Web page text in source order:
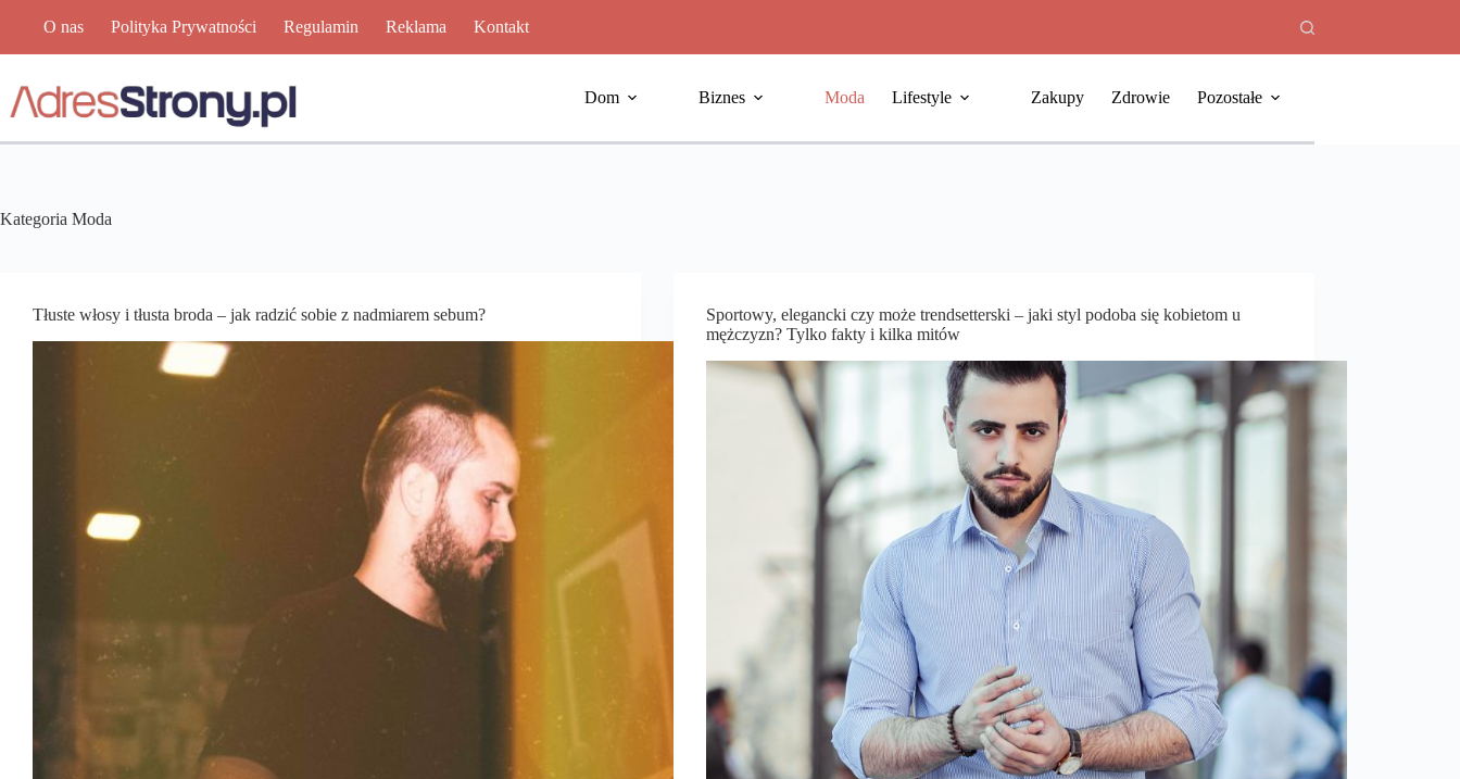
O nas Polityka Prywatności Regulamin Reklama Kontakt
Dom Biznes Moda Lifestyle Zakupy Zdrowie Pozostałe
Kategoria Moda
Tłuste włosy i tłusta broda – jak radzić sobie z nadmiarem sebum?
Sportowy, elegancki czy może trendsetterski – jaki styl podoba się kobietom u
mężczyzn? Tylko fakty i kilka mitów